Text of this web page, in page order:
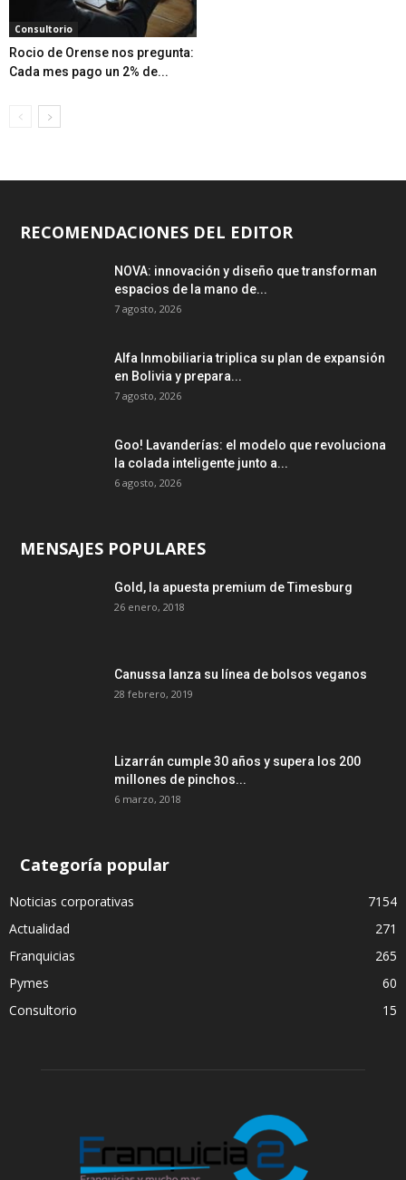
Consultorio
Rocio de Orense nos pregunta:
Cada mes pago un 2% de...
RECOMENDACIONES DEL EDITOR
NOVA: innovación y diseño que transforman
espacios de la mano de...
7 agosto, 2026
Alfa Inmobiliaria triplica su plan de expansión
en Bolivia y prepara...
7 agosto, 2026
Goo! Lavanderías: el modelo que revoluciona
la colada inteligente junto a...
6 agosto, 2026
MENSAJES POPULARES
Gold, la apuesta premium de Timesburg
26 enero, 2018
Canussa lanza su línea de bolsos veganos
28 febrero, 2019
Lizarrán cumple 30 años y supera los 200
millones de pinchos...
6 marzo, 2018
Categoría popular
Noticias corporativas
7154
Actualidad
271
Franquicias
265
Pymes
60
Consultorio
15